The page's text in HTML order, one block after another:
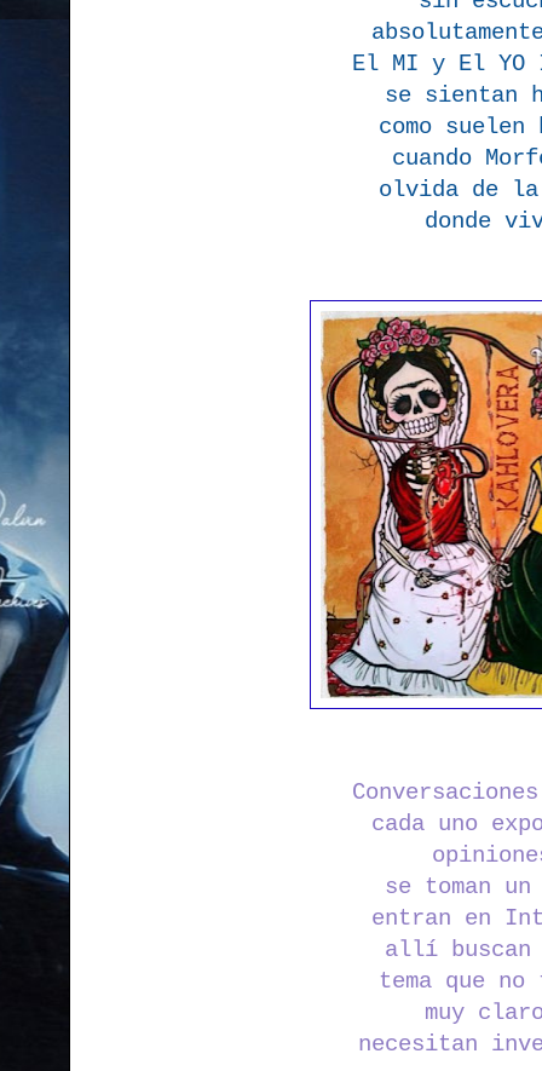
El MI y El YO
se sientan
como suelen
cuando
olvida de
donde
cada uno
se toman
entran en
allí buscan
tema que no
muy
necesitan